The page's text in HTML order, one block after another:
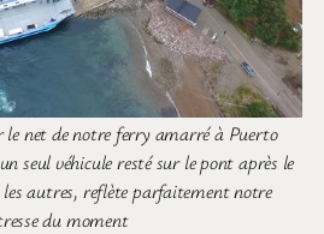
le net de notre ferry amarré à Puerto
seul véhicule resté sur le pont après le
autres, reflète parfaitement notre
du moment